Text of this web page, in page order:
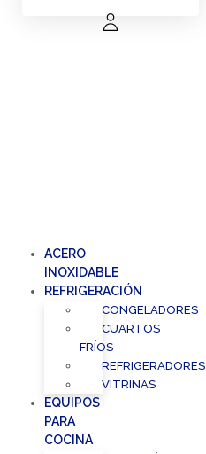
ACERO
INOXIDABLE
REFRIGERACIÓN
CONGELADORES
CUARTOS
FRÍOS
REFRIGERADORES
VITRINAS
EQUIPOS
PARA
COCINA